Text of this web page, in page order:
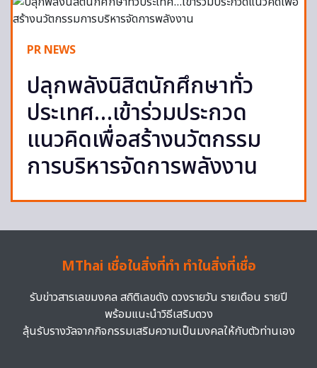
PR NEWS
ปลุกพลังนิสิตนักศึกษาทั่ว
ประเทศ…เข้าร่วมประกวด
แนวคิดเพื่อสร้างนวัตกรรม
การบริหารจัดการพลังงาน
MThai เชื่อในสิ่งที่ทำ ทำในสิ่งที่เชื่อ
รับข่าวสารเลขมงคล สถิติเลขดัง ดวงรายวัน รายเดือน รายปี
พร้อมแนะนำวิธีเสริมดวง
ลุ้นรับรางวัลจากกิจกรรมเสริมความเป็นมงคลให้กับตัวท่านเอง